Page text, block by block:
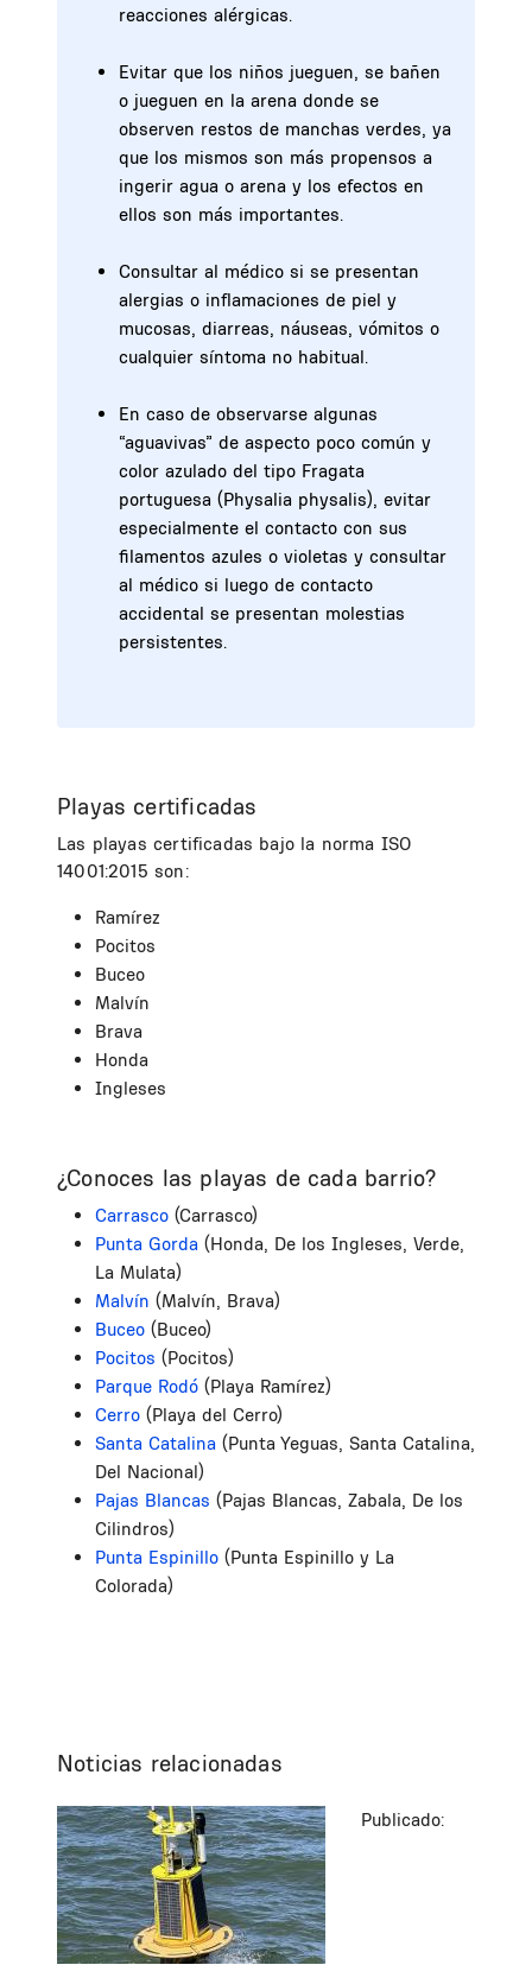
reacciones alérgicas.
Evitar que los niños jueguen, se bañen
o jueguen en la arena donde se
observen restos de manchas verdes, ya
que los mismos son más propensos a
ingerir agua o arena y los efectos en
ellos son más importantes.
Consultar al médico si se presentan
alergias o inflamaciones de piel y
mucosas, diarreas, náuseas, vómitos o
cualquier síntoma no habitual.
En caso de observarse algunas
“aguavivas” de aspecto poco común y
color azulado del tipo Fragata
portuguesa (Physalia physalis), evitar
especialmente el contacto con sus
filamentos azules o violetas y consultar
al médico si luego de contacto
accidental se presentan molestias
persistentes.
Playas certificadas
Las playas certificadas bajo la norma ISO
14001:2015 son:
Ramírez
Pocitos
Buceo
Malvín
Brava
Honda
Ingleses
¿Conoces las playas de cada barrio?
Carrasco (Carrasco)
Punta Gorda (Honda, De los Ingleses, Verde,
La Mulata)
Malvín (Malvín, Brava)
Buceo (Buceo)
Pocitos (Pocitos)
Parque Rodó (Playa Ramírez)
Cerro (Playa del Cerro)
Santa Catalina (Punta Yeguas, Santa Catalina,
Del Nacional)
Pajas Blancas (Pajas Blancas, Zabala, De los
Cilindros)
Punta Espinillo (Punta Espinillo y La
Colorada)
Noticias relacionadas
Publicado: